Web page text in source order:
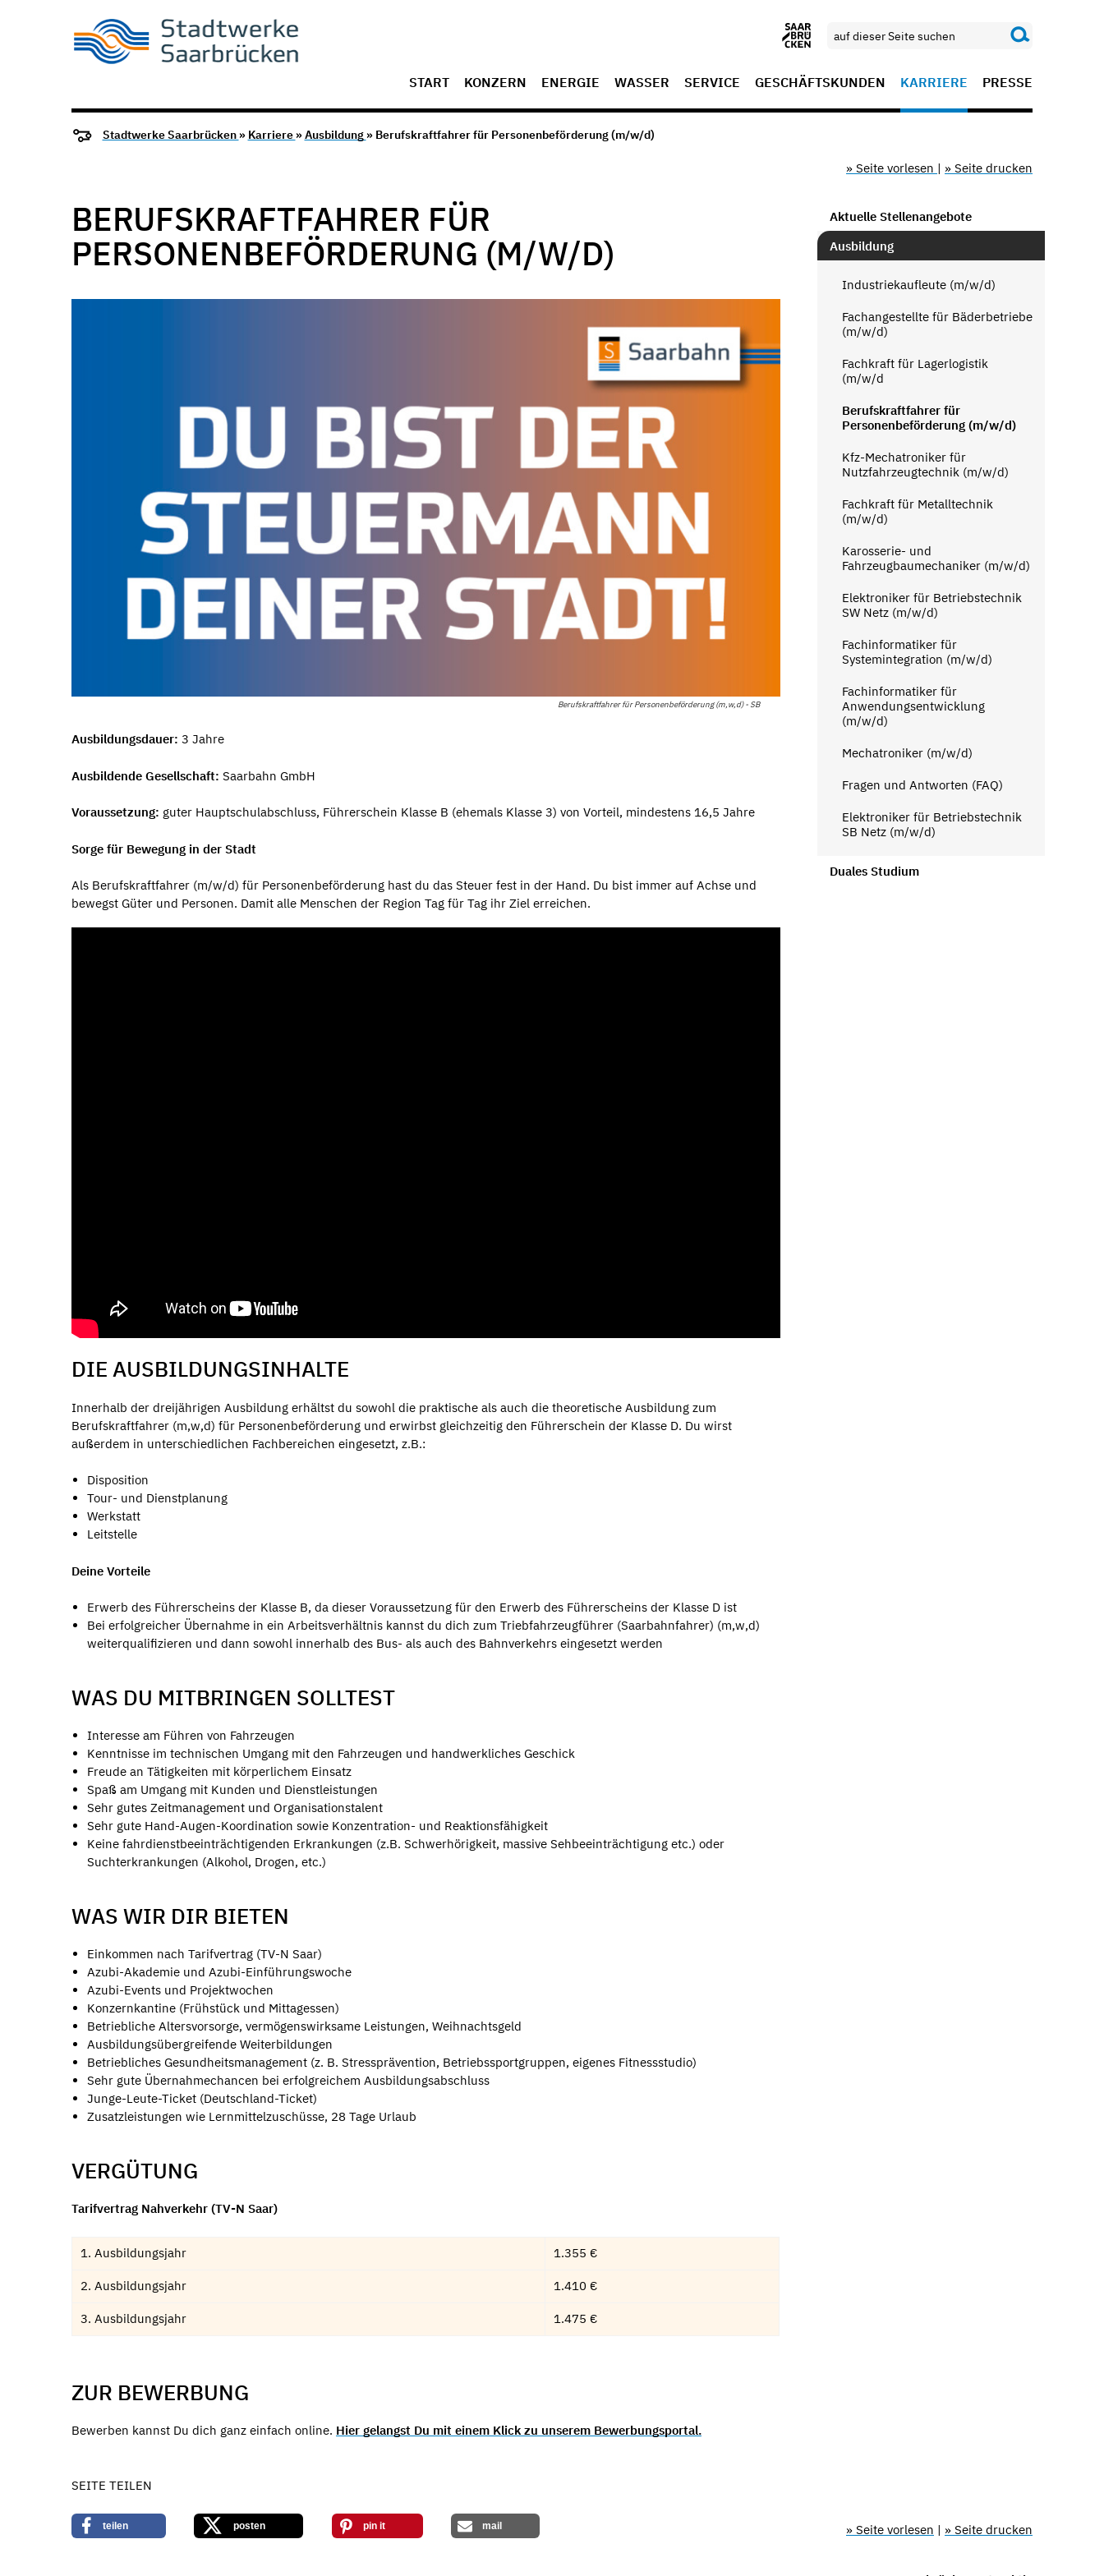
START KONZERN ENERGIE WASSER SERVICE GESCHÄFTSKUNDEN KARRIERE PRESSE
Stadtwerke Saarbrücken » Karriere »Ausbildung » Berufskraftfahrer für Personenbeförderung (m/w/d)
» Seite vorlesen | » Seite drucken
BERUFSKRAFTFAHRER FÜR
PERSONENBEFÖRDERUNG (M/W/D)
Berufskraftfahrer für Personenbeförderung (m,w,d) - SB
Ausbildungsdauer: 3 Jahre
Ausbildende Gesellschaft: Saarbahn GmbH
Voraussetzung: guter Hauptschulabschluss, Führerschein Klasse B (ehemals Klasse 3) von Vorteil, mindestens 16,5 Jahre
Sorge für Bewegung in der Stadt
Als Berufskraftfahrer (m/w/d) für Personenbeförderung hast du das Steuer fest in der Hand. Du bist immer auf Achse und
bewegst Güter und Personen. Damit alle Menschen der Region Tag für Tag ihr Ziel erreichen.
DIE AUSBILDUNGSINHALTE
Innerhalb der dreijährigen Ausbildung erhältst du sowohl die praktische als auch die theoretische Ausbildung zum
Berufskraftfahrer (m,w,d) für Personenbeförderung und erwirbst gleichzeitig den Führerschein der Klasse D. Du wirst
außerdem in unterschiedlichen Fachbereichen eingesetzt, z.B.:
Disposition
Tour- und Dienstplanung
Werkstatt
Leitstelle
Deine Vorteile
Erwerb des Führerscheins der Klasse B, da dieser Voraussetzung für den Erwerb des Führerscheins der Klasse D ist
Bei erfolgreicher Übernahme in ein Arbeitsverhältnis kannst du dich zum Triebfahrzeugführer (Saarbahnfahrer) (m,w,d)
weiterqualifizieren und dann sowohl innerhalb des Bus- als auch des Bahnverkehrs eingesetzt werden
WAS DU MITBRINGEN SOLLTEST
Interesse am Führen von Fahrzeugen
Kenntnisse im technischen Umgang mit den Fahrzeugen und handwerkliches Geschick
Freude an Tätigkeiten mit körperlichem Einsatz
Spaß am Umgang mit Kunden und Dienstleistungen
Sehr gutes Zeitmanagement und Organisationstalent
Sehr gute Hand-Augen-Koordination sowie Konzentration- und Reaktionsfähigkeit
Keine fahrdienstbeeinträchtigenden Erkrankungen (z.B. Schwerhörigkeit, massive Sehbeeinträchtigung etc.) oder
Suchterkrankungen (Alkohol, Drogen, etc.)
WAS WIR DIR BIETEN
Einkommen nach Tarifvertrag (TV-N Saar)
Azubi-Akademie und Azubi-Einführungswoche
Azubi-Events und Projektwochen
Konzernkantine (Frühstück und Mittagessen)
Betriebliche Altersvorsorge, vermögenswirksame Leistungen, Weihnachtsgeld
Ausbildungsübergreifende Weiterbildungen
Betriebliches Gesundheitsmanagement (z. B. Stressprävention, Betriebssportgruppen, eigenes Fitnessstudio)
Sehr gute Übernahmechancen bei erfolgreichem Ausbildungsabschluss
Junge-Leute-Ticket (Deutschland-Ticket)
Zusatzleistungen wie Lernmittelzuschüsse, 28 Tage Urlaub
VERGÜTUNG
Tarifvertrag Nahverkehr (TV-N Saar)
1. Ausbildungsjahr 1.355 €
2. Ausbildungsjahr 1.410 €
3. Ausbildungsjahr 1.475 €
ZUR BEWERBUNG
Bewerben kannst Du dich ganz einfach online. Hier gelangst Du mit einem Klick zu unserem Bewerbungsportal.
Aktuelle Stellenangebote
Ausbildung
Industriekaufleute (m/w/d)
Fachangestellte für Bäderbetriebe
(m/w/d)
Fachkraft für Lagerlogistik
(m/w/d
Berufskraftfahrer für
Personenbeförderung (m/w/d)
Kfz-Mechatroniker für
Nutzfahrzeugtechnik (m/w/d)
Fachkraft für Metalltechnik
(m/w/d)
Karosserie- und
Fahrzeugbaumechaniker (m/w/d)
Elektroniker für Betriebstechnik
SW Netz (m/w/d)
Fachinformatiker für
Systemintegration (m/w/d)
Fachinformatiker für
Anwendungsentwicklung
(m/w/d)
Mechatroniker (m/w/d)
Fragen und Antworten (FAQ)
Elektroniker für Betriebstechnik
SB Netz (m/w/d)
Duales Studium
SEITE TEILEN
teilen posten pin it mail » Seite vorlesen | » Seite drucken